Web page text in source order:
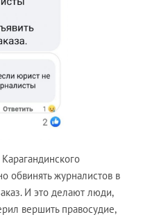
обвинять журналистов в
И это делают люди,
вершить правосудие,